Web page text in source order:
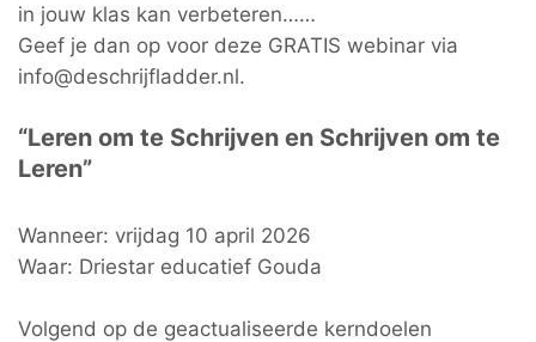
in jouw klas kan verbeteren……
Geef je dan op voor deze GRATIS webinar via
info@deschrijfladder.nl.
“Leren om te Schrijven en Schrijven om te
Leren”
Wanneer: vrijdag 10 april 2026
Waar: Driestar educatief Gouda
Volgend op de geactualiseerde kerndoelen